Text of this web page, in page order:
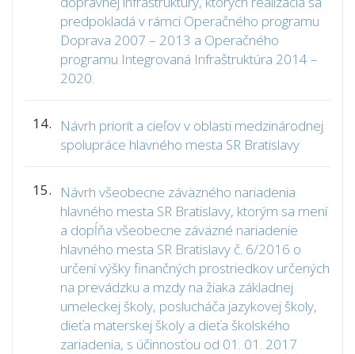
predpokladá v rámci Operačného programu
Doprava 2007 – 2013 a Operačného
programu Integrovaná Infraštruktúra 2014 –
2020.
14.
Návrh priorít a cieľov v oblasti medzinárodnej
spolupráce hlavného mesta SR Bratislavy
15.
Návrh všeobecne záväzného nariadenia
hlavného mesta SR Bratislavy, ktorým sa mení
a dopĺňa všeobecne záväzné nariadenie
hlavného mesta SR Bratislavy č. 6/2016 o
určení výšky finančných prostriedkov určených
na prevádzku a mzdy na žiaka základnej
umeleckej školy, poslucháča jazykovej školy,
dieťa materskej školy a dieťa školského
zariadenia, s účinnosťou od 01. 01. 2017